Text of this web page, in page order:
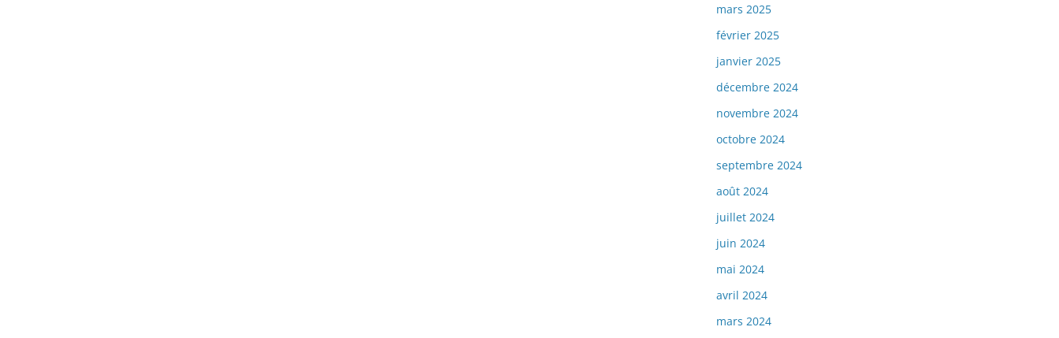
mars 2025
février 2025
janvier 2025
décembre 2024
novembre 2024
octobre 2024
septembre 2024
août 2024
juillet 2024
juin 2024
mai 2024
avril 2024
mars 2024